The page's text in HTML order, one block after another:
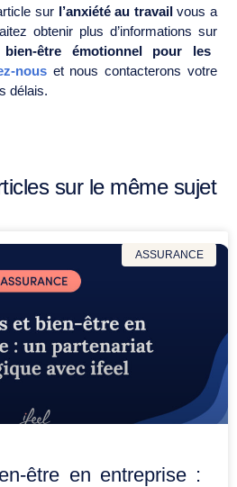
sur l’anxiété au travailvous a
obtenir plus d’informations sur
être émotionnel pour les
nouset nous contacterons votre
délais.
sur le même sujet
ASSURANCE
être en entreprise :